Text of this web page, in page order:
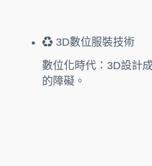
♻️ 3D數位服裝技術
數位化時代：3D設計
的障礙。